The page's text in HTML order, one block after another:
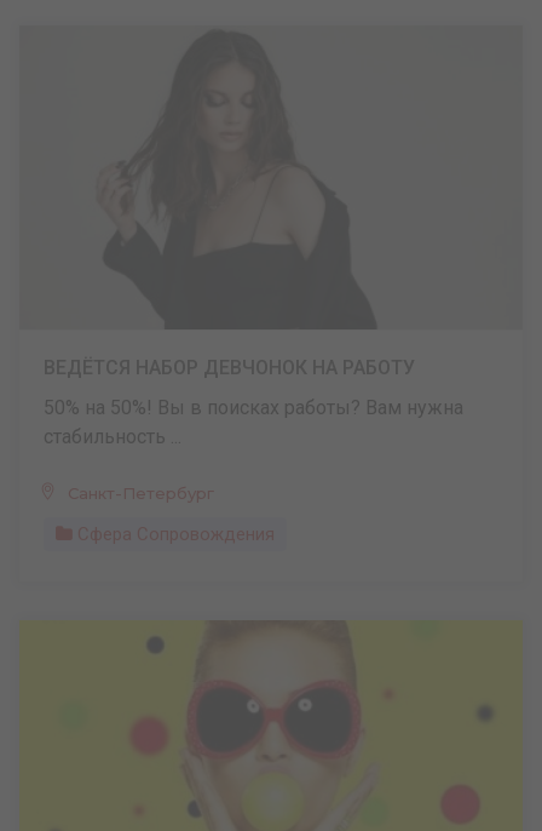
50% на 50%! Вы в поисках работы? Вам нужна
стабильность ...
Санкт-Петербург
Сфера Сопровождения